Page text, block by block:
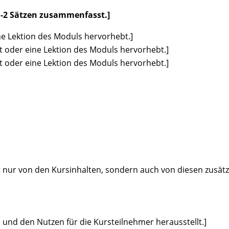
Sätzen zusammenfasst.]
Lektion des Moduls hervorhebt.]
eine Lektion des Moduls hervorhebt.]
eine Lektion des Moduls hervorhebt.]
von den Kursinhalten, sondern auch von diesen
den Nutzen für die Kursteilnehmer herausstellt.]